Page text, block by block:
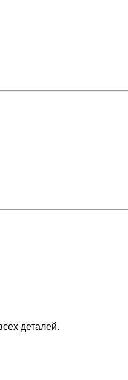
деталей.